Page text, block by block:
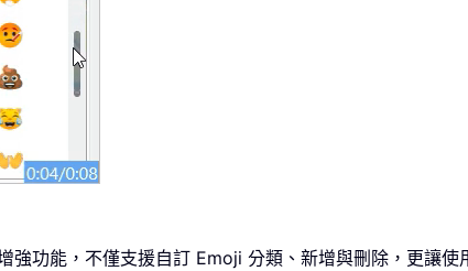
功能，不僅支援自訂 Emoji 分類、新增與刪除，更讓